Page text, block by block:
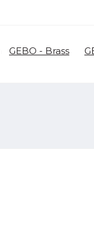
GEBO - Brass